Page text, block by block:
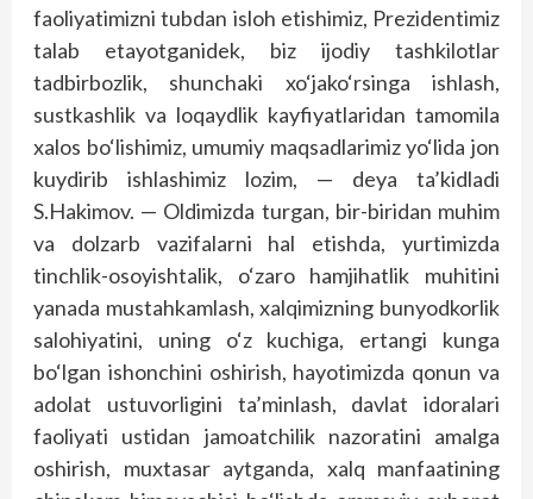
faoliyatimizni tubdan isloh etishimiz, Prezidentimiz
talab etayotganidek, biz ijodiy tashkilotlar
tadbirbozlik, shunchaki xo‘jako‘rsinga ishlash,
sustkashlik va loqaydlik kayfiyatlaridan tamomila
xalos bo‘lishimiz, umumiy maqsadlarimiz yo‘lida jon
kuydirib ishlashimiz lozim, — deya ta’kidladi
S.Hakimov. — Oldimizda turgan, bir-biridan muhim
va dolzarb vazifalarni hal etishda, yurtimizda
tinchlik-osoyishtalik, o‘zaro hamjihatlik muhitini
yanada mustahkamlash, xalqimizning bunyodkorlik
salohiyatini, uning o‘z kuchiga, ertangi kunga
bo‘lgan ishonchini oshirish, hayotimizda qonun va
adolat ustuvorligini ta’minlash, davlat idoralari
faoliyati ustidan jamoatchilik nazoratini amalga
oshirish, muxtasar aytganda, xalq manfaatining